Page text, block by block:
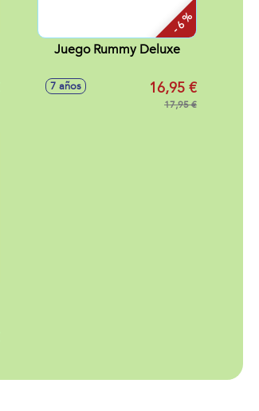
- 6 %
Juego Rummy Deluxe
7 años 16,95 €
17,95 €